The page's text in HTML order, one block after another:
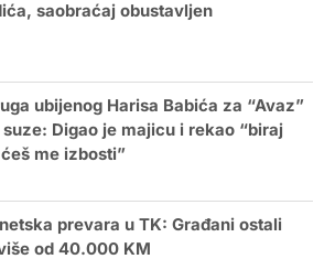
saobraćaj obustavljen
ubijenog Harisa Babića za “Avaz”
Digao je majicu i rekao “biraj
me izbosti”
prevara u TK: Građani ostali
od 40.000 KM